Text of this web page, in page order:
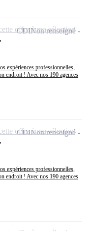
expériences professionnelles,
endroit ! Avec nos 190 agences
CDINon renseigné
offre à ma sélection
expériences professionnelles,
endroit ! Avec nos 190 agences
CDINon renseigné
offre à ma sélection